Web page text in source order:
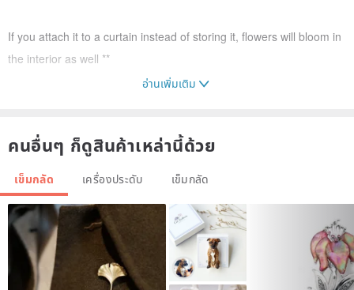
If you attach it to a curtain instead of storing it, flowers will bloom in
the interior as well **
Size: Approximately 10 x 6.5 mm
* The slightly larger petals shown together are "Sakura Petals ◇
Brass Pin Badge M". It has a length of 15 mm.
We have attached a catch for tie tack that is difficult to drop and
lose.
อ่านเพิ่มเติม
คนอื่นๆ ก็ดูสินค้าเหล่านี้ด้วย
เข็มกลัด เครื่องประดับ เข็มกลัด